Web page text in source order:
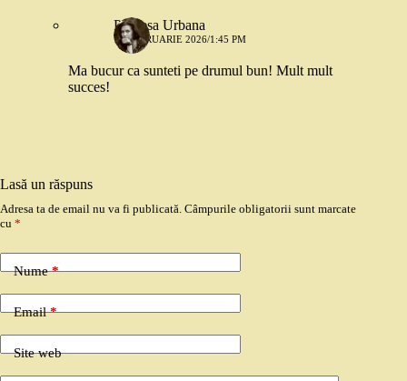
Printesa Urbana
13 FEBRUARIE 2026/1:45 PM
Ma bucur ca sunteti pe drumul bun! Mult mult
succes!
Lasă un răspuns
Adresa ta de email nu va fi publicată. Câmpurile obligatorii sunt marcate
cu *
Nume*
Email*
Site web